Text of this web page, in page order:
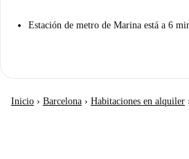
Estación de metro de Marina está a 6
Inicio › Barcelona › Habitaciones en alquiler